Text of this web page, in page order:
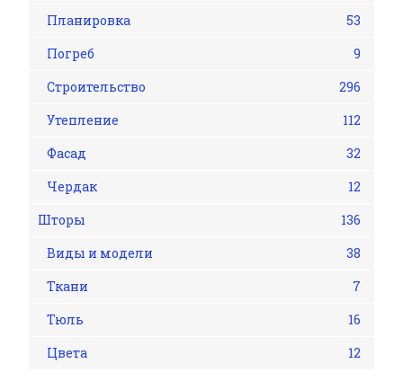
Планировка
53
Погреб
9
Строительство
296
Утепление
112
Фасад
32
Чердак
12
Шторы
136
Виды и модели
38
Ткани
7
Тюль
16
Цвета
12